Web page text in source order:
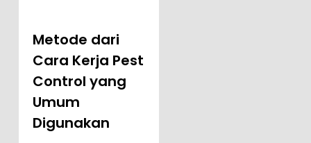
Metode dari
Cara Kerja Pest
Control yang
Umum
Digunakan